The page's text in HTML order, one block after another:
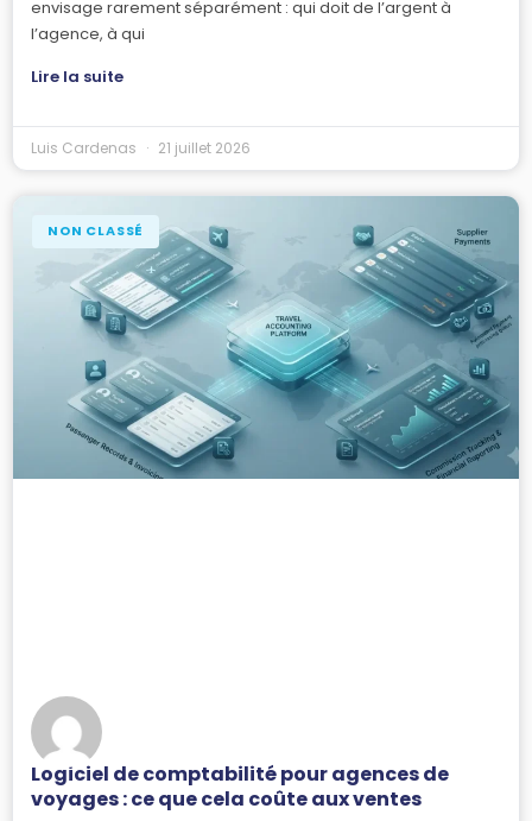
envisage rarement séparément : qui doit de l’argent à
l’agence, à qui
Lire la suite
Luis Cardenas 21 juillet 2026
NON CLASSÉ
Logiciel de comptabilité pour agences de
voyages : ce que cela coûte aux ventes